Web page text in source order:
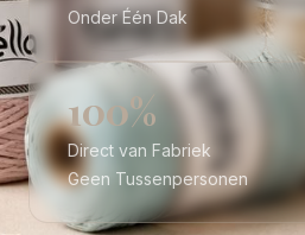
Onder Één Dak
100%
Direct van Fabriek
Geen Tussenpersonen